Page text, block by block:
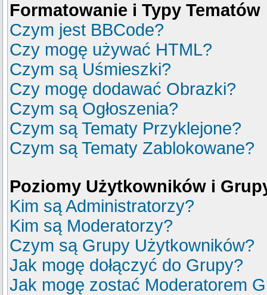
Formatowanie i Typy Tematów
Czym jest BBCode?
Czy mogę używać HTML?
Czym są Uśmieszki?
Czy mogę dodawać Obrazki?
Czym są Ogłoszenia?
Czym są Tematy Przyklejone?
Czym są Tematy Zablokowane?
Poziomy Użytkowników i
Kim są Administratorzy?
Kim są Moderatorzy?
Czym są Grupy Użytkowników?
Jak mogę dołączyć do Grupy?
Jak mogę zostać Moderatorem